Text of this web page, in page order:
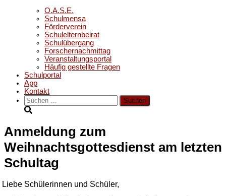
O.A.S.E.
Schulmensa
Förderverein
Schulelternbeirat
Schulübergang
Forschernachmittag
Veranstaltungsportal
Häufig gestellte Fragen
Schulportal
App
Kontakt
Suchen
nach:
Anmeldung zum
Weihnachtsgottesdienst am letzten
Schultag
Liebe Schülerinnen und Schüler,